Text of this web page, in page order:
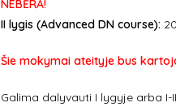
NEBĖRA!
II lygis (Advanced DN course):
Šie mokymai ateityje bus
Galima dalyvauti I lygyje arba I-